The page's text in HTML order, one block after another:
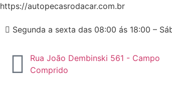
https://autopecasrodacar.com.br
Segunda a sexta das 08:00 ás 18:00 –
Rua João Dembinski 561 - Campo
Comprido